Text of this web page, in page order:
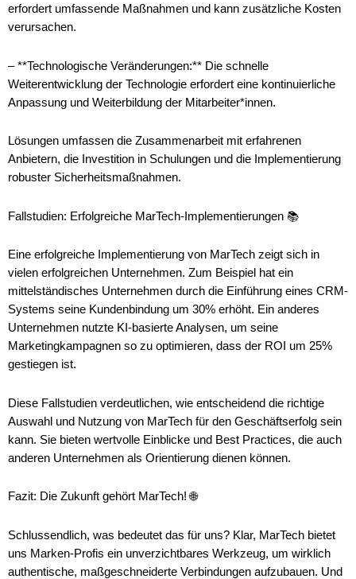
erfordert umfassende Maßnahmen und kann zusätzliche Kosten
verursachen.
– **Technologische Veränderungen:** Die schnelle
Weiterentwicklung der Technologie erfordert eine kontinuierliche
Anpassung und Weiterbildung der Mitarbeiter*innen.
Lösungen umfassen die Zusammenarbeit mit erfahrenen
Anbietern, die Investition in Schulungen und die Implementierung
robuster Sicherheitsmaßnahmen.
Fallstudien: Erfolgreiche MarTech-Implementierungen 📚
Eine erfolgreiche Implementierung von MarTech zeigt sich in
vielen erfolgreichen Unternehmen. Zum Beispiel hat ein
mittelständisches Unternehmen durch die Einführung eines CRM-
Systems seine Kundenbindung um 30% erhöht. Ein anderes
Unternehmen nutzte KI-basierte Analysen, um seine
Marketingkampagnen so zu optimieren, dass der ROI um 25%
gestiegen ist.
Diese Fallstudien verdeutlichen, wie entscheidend die richtige
Auswahl und Nutzung von MarTech für den Geschäftserfolg sein
kann. Sie bieten wertvolle Einblicke und Best Practices, die auch
anderen Unternehmen als Orientierung dienen können.
Fazit: Die Zukunft gehört MarTech! 🌐
Schlussendlich, was bedeutet das für uns? Klar, MarTech bietet
uns Marken-Profis ein unverzichtbares Werkzeug, um wirklich
authentische, maßgeschneiderte Verbindungen aufzubauen. Und